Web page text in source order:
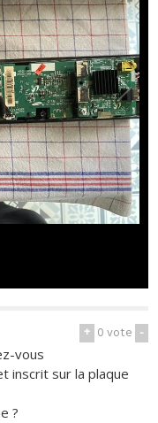
+ 0vote -
vous
inscrit sur la plaque
?